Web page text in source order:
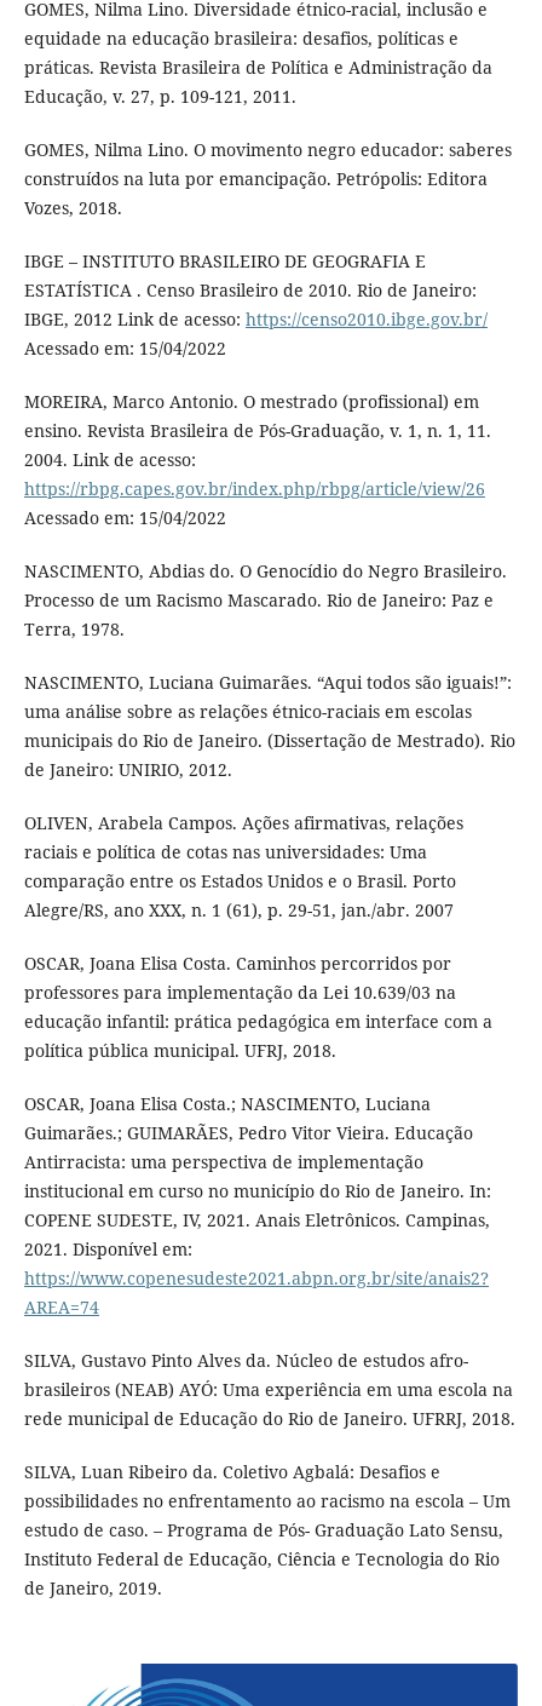
GOMES, Nilma Lino. Diversidade étnico-racial, inclusão e
equidade na educação brasileira: desafios, políticas e
práticas. Revista Brasileira de Política e Administração da
Educação, v. 27, p. 109-121, 2011.
GOMES, Nilma Lino. O movimento negro educador: saberes
construídos na luta por emancipação. Petrópolis: Editora
Vozes, 2018.
IBGE – INSTITUTO BRASILEIRO DE GEOGRAFIA E
ESTATÍSTICA . Censo Brasileiro de 2010. Rio de Janeiro:
IBGE, 2012 Link de acesso: https://censo2010.ibge.gov.br/
Acessado em: 15/04/2022
MOREIRA, Marco Antonio. O mestrado (profissional) em
ensino. Revista Brasileira de Pós-Graduação, v. 1, n. 1, 11.
2004. Link de acesso:
https://rbpg.capes.gov.br/index.php/rbpg/article/view/26
Acessado em: 15/04/2022
NASCIMENTO, Abdias do. O Genocídio do Negro Brasileiro.
Processo de um Racismo Mascarado. Rio de Janeiro: Paz e
Terra, 1978.
NASCIMENTO, Luciana Guimarães. “Aqui todos são iguais!”:
uma análise sobre as relações étnico-raciais em escolas
municipais do Rio de Janeiro. (Dissertação de Mestrado). Rio
de Janeiro: UNIRIO, 2012.
OLIVEN, Arabela Campos. Ações afirmativas, relações
raciais e política de cotas nas universidades: Uma
comparação entre os Estados Unidos e o Brasil. Porto
Alegre/RS, ano XXX, n. 1 (61), p. 29-51, jan./abr. 2007
OSCAR, Joana Elisa Costa. Caminhos percorridos por
professores para implementação da Lei 10.639/03 na
educação infantil: prática pedagógica em interface com a
política pública municipal. UFRJ, 2018.
OSCAR, Joana Elisa Costa.; NASCIMENTO, Luciana
Guimarães.; GUIMARÃES, Pedro Vitor Vieira. Educação
Antirracista: uma perspectiva de implementação
institucional em curso no município do Rio de Janeiro. In:
COPENE SUDESTE, IV, 2021. Anais Eletrônicos. Campinas,
2021. Disponível em:
https://www.copenesudeste2021.abpn.org.br/site/anais2?
AREA=74
SILVA, Gustavo Pinto Alves da. Núcleo de estudos afro-
brasileiros (NEAB) AYÓ: Uma experiência em uma escola na
rede municipal de Educação do Rio de Janeiro. UFRRJ, 2018.
SILVA, Luan Ribeiro da. Coletivo Agbalá: Desafios e
possibilidades no enfrentamento ao racismo na escola – Um
estudo de caso. – Programa de Pós- Graduação Lato Sensu,
Instituto Federal de Educação, Ciência e Tecnologia do Rio
de Janeiro, 2019.